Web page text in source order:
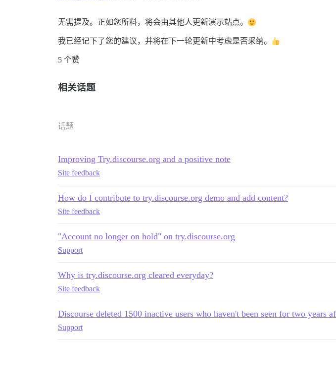
无需提及。正如您所料，将会由其他人更新演示站点。
我已经记下了您的建议，并将在下一轮更新中考虑是否采纳。
5 个赞
相关话题
话题
Improving Try.discourse.org and a positive note
Site feedback
How do I contribute to try.discourse.org demo and add content?
Site feedback
"Account no longer on hold" on try.discourse.org
Support
Why is try.discourse.org cleared everyday?
Site feedback
Discourse deleted 1500 inactive users who haven't been seen for two years
Support